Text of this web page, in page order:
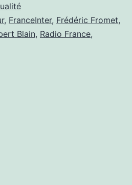
, FranceInter, Frédéric Fromet,
Blain, Radio France,